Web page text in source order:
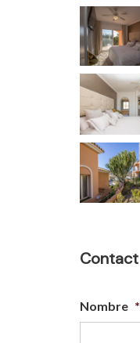
Contact
Nombre *